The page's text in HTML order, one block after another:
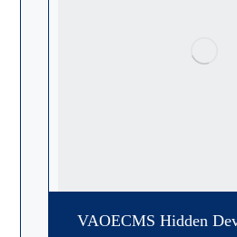
VAOECMS Hidden